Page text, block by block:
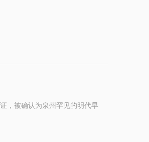
，被确认为泉州罕见的明代早